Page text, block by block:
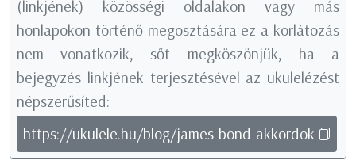
(linkjének) közösségi oldalakon vagy más
honlapokon történő megosztására ez a korlátozás
nem vonatkozik, sőt megköszönjük, ha a
bejegyzés linkjének terjesztésével az ukulelézést
népszerűsíted:
https://ukulele.hu/blog/james-bond-akkordok